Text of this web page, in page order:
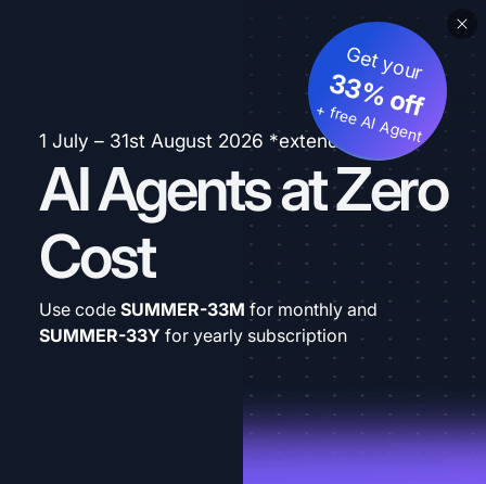
1 July – 31st August 2026 *extended
AI Agents at Zero
Cost
Get your
33% off
+ free AI Agent
Use code SUMMER-33M for monthly and
SUMMER-33Y for yearly subscription